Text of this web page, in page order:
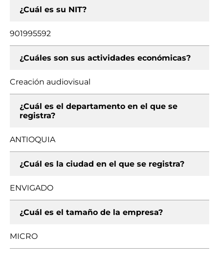
¿Cuál es su NIT?
901995592
¿Cuáles son sus actividades económicas?
Creación audiovisual
¿Cuál es el departamento en el que se
registra?
ANTIOQUIA
¿Cuál es la ciudad en el que se registra?
ENVIGADO
¿Cuál es el tamaño de la empresa?
MICRO